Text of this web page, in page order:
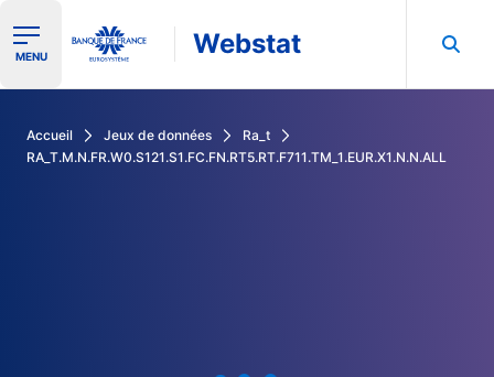
Ouvrir le menu de navigation
MENU Webstat
Accueil Jeux de données
Ra_t
RA_T.M.N.FR.W0.S121.S1.FC.FN.RT5.RT.F711.TM_1.EUR.X1.N.N.ALL